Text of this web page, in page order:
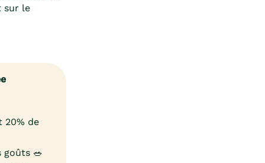
sur le
20% de
goûts 🥗